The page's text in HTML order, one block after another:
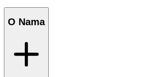
O Nama